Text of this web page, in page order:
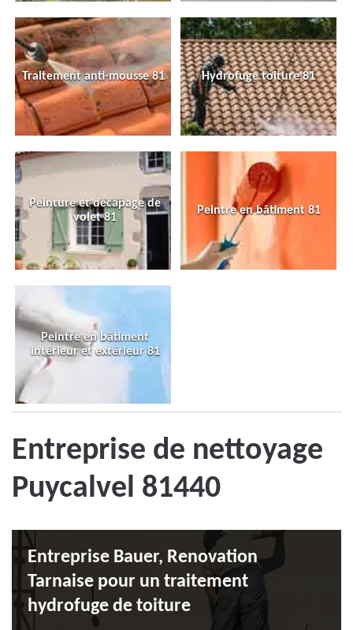
Traitement anti-mousse 81 Hydrofuge toiture 81
Peinture et décapage de
volet 81
Peintre en bâtiment 81
Peintre en bâtiment
intérieur et extérieur 81
Entreprise de nettoyage
Puycalvel 81440
Entreprise Bauer, Renovation
Tarnaise pour un traitement
hydrofuge de toiture